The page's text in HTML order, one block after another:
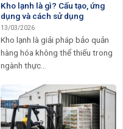
Kho lạnh là gì? Cấu tạo, ứng
dụng và cách sử dụng
13/03/2026
Kho lạnh là giải pháp bảo quản
hàng hóa không thể thiếu trong
ngành thực...